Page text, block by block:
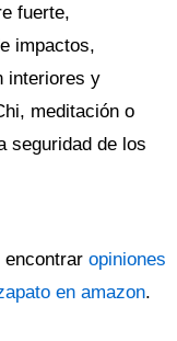
fuerte,
impactos,
interiores y
meditación o
seguridad de los
encontrar opiniones
en amazon.